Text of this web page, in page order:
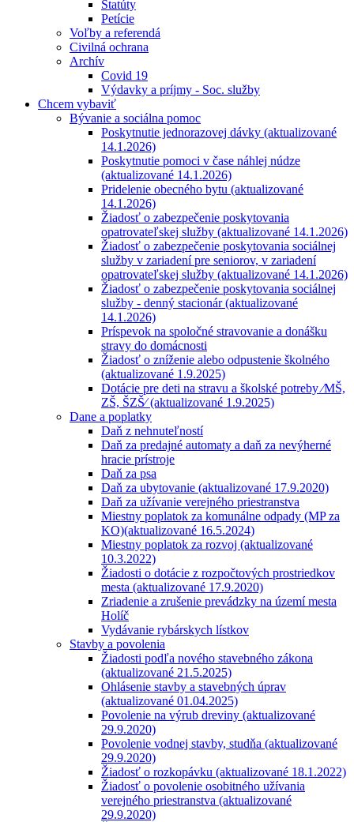
Štatúty
Petície
Voľby a referendá
Civilná ochrana
Archív
Covid 19
Výdavky a príjmy - Soc. služby
Chcem vybaviť
Bývanie a sociálna pomoc
Poskytnutie jednorazovej dávky (aktualizované
14.1.2026)
Poskytnutie pomoci v čase náhlej núdze
(aktualizované 14.1.2026)
Pridelenie obecného bytu (aktualizované
14.1.2026)
Žiadosť o zabezpečenie poskytovania
opatrovateľskej služby (aktualizované 14.1.2026)
Žiadosť o zabezpečenie poskytovania sociálnej
služby v zariadení pre seniorov, v zariadení
opatrovateľskej služby (aktualizované 14.1.2026)
Žiadosť o zabezpečenie poskytovania sociálnej
služby - denný stacionár (aktualizované
14.1.2026)
Príspevok na spoločné stravovanie a donášku
stravy do domácnosti
Žiadosť o zníženie alebo odpustenie školného
(aktualizované 1.9.2025)
Dotácie pre deti na stravu a školské potreby ⁄MŠ,
ZŠ, ŠZŠ⁄ (aktualizované 1.9.2025)
Dane a poplatky
Daň z nehnuteľností
Daň za predajné automaty a daň za nevýherné
hracie prístroje
Daň za psa
Daň za ubytovanie (aktualizované 17.9.2020)
Daň za užívanie verejného priestranstva
Miestny poplatok za komunálne odpady (MP za
KO)(aktualizované 16.5.2024)
Miestny poplatok za rozvoj (aktualizované
10.3.2022)
Žiadosti o dotácie z rozpočtových prostriedkov
mesta (aktualizované 17.9.2020)
Zriadenie a zrušenie prevádzky na území mesta
Holíč
Vydávanie rybárskych lístkov
Stavby a povolenia
Žiadosti podľa nového stavebného zákona
(aktualizované 21.5.2025)
Ohlásenie stavby a stavebných úprav
(aktualizované 01.04.2025)
Povolenie na výrub dreviny (aktualizované
29.9.2020)
Povolenie vodnej stavby, studňa (aktualizované
29.9.2020)
Žiadosť o rozkopávku (aktualizované 18.1.2022)
Žiadosť o povolenie osobitného užívania
verejného priestranstva (aktualizované
29.9.2020)